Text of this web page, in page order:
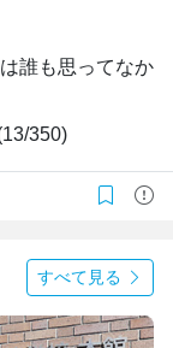
誰も思ってなか
350)
すべて見る